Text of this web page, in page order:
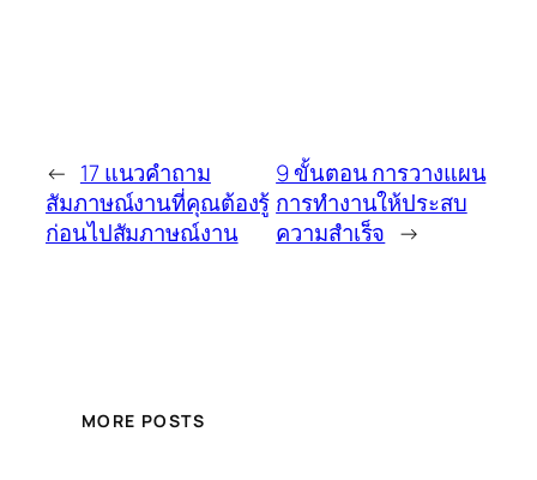
← 17 แนวคำถาม
สัมภาษณ์งานที่คุณต้องรู้
ก่อนไปสัมภาษณ์งาน
9 ขั้นตอน การวางแผน
การทำงานให้ประสบ
ความสำเร็จ →
MORE POSTS